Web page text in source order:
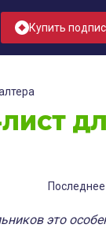
Купить
это